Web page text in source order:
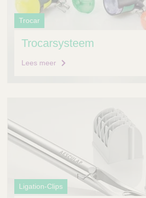
Trocar
Trocarsysteem
Lees meer
Ligation-Clips